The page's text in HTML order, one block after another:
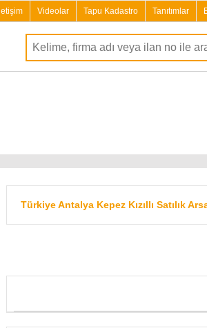
İletişim Videolar Tapu Kadastro Tanıtımlar
Türkiye Antalya Kepez Kızıllı Satılık